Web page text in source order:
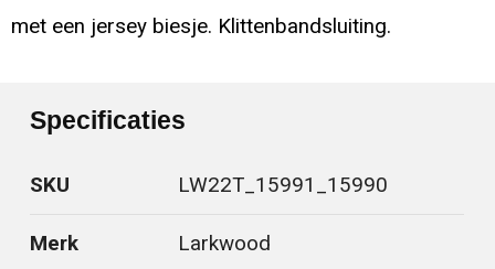
met een jersey biesje. Klittenbandsluiting.
Specificaties
SKU LW22T_15991_15990
Merk Larkwood